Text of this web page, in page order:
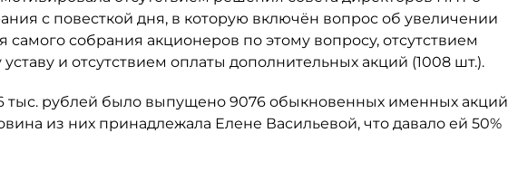
с повесткой дня, в которую включён вопрос об увеличении
самого собрания акционеров по этому вопросу, отсутствием
и отсутствием оплаты дополнительных акций (1008 шт.).
тыс. рублей было выпущено 9076 обыкновенных именных акций
из них принадлежала Елене Васильевой, что давало ей 50%